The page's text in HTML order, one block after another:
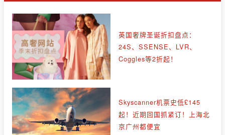
英国奢牌圣诞折扣盘点：
24S、SSENSE、LVR、
Coggles等2折起！
Skyscanner机票史低£145
起！近期回国抓紧订！上海北
京广州都便宜